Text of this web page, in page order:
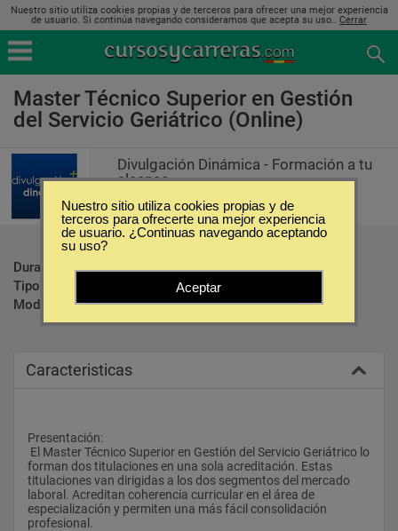
Nuestro sitio utiliza cookies propias y de terceros para ofrecer una mejor experiencia
de usuario. Si continúa navegando consideramos que acepta su uso.. Cerrar
Master Técnico Superior en Gestión
del Servicio Geriátrico (Online)
Divulgación Dinámica - Formación a tu
alcance
Duración:
400 Horas
Tipo:
Modalidad:
Online
Caracteristicas
Presentación:
forman dos titulaciones en una sola acreditación. Estas
titulaciones van dirigidas a los dos segmentos del mercado
laboral. Acreditan coherencia curricular en el área de
especialización y permiten una más fácil consolidación
profesional.
Nuestro sitio utiliza cookies propias y de
terceros para ofrecerte una mejor experiencia
de usuario. ¿Continuas navegando aceptando
su uso?
Aceptar